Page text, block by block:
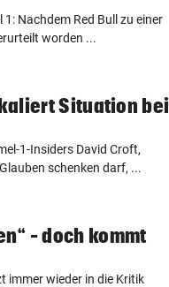
Nachdem Red Bull zu einer
worden ...
Situation bei
1-Insiders David Croft,
schenken darf, ...
– doch kommt
immer wieder in die Kritik